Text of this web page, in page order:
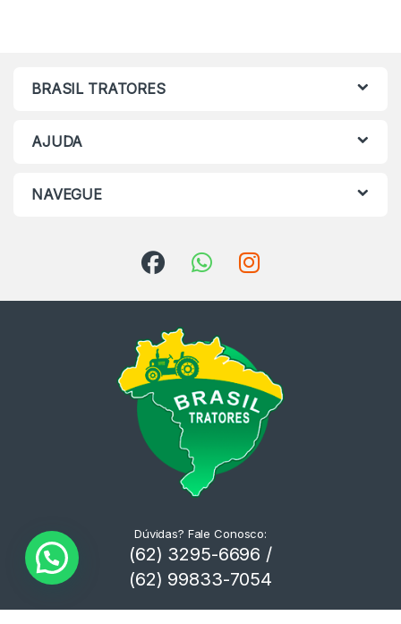
BRASIL TRATORES
AJUDA
NAVEGUE
Dúvidas? Fale Conosco:
(62) 3295-6696 /
(62) 99833-7054